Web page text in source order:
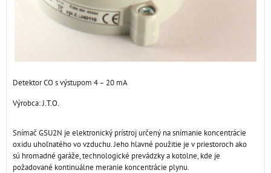
Detektor CO s výstupom 4 – 20 mA
Výrobca:J.T.O.
Snímač GSU2N je elektronický prístroj určený na snímanie koncentrácie
oxidu uhoľnatého vo vzduchu. Jeho hlavné použitie je v priestoroch ako
sú hromadné garáže, technologické prevádzky a kotolne, kde je
požadované kontinuálne meranie koncentrácie plynu.